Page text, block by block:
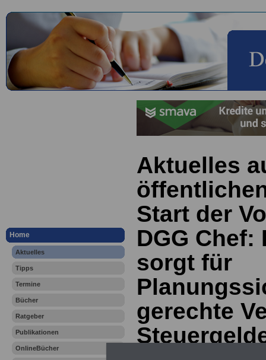
Home
Aktuelles
Tipps
Termine
Bücher
Ratgeber
Publikationen
OnlineBücher
Aktuelles
Start der
DGG Chef:
sorgt für
gerechte